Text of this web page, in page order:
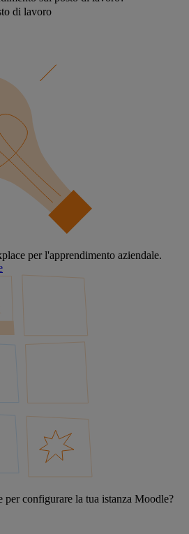
di lavoro
per l'apprendimento aziendale.
per configurare la tua istanza Moodle?